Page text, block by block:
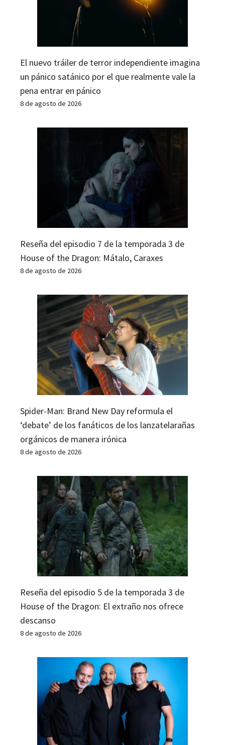
El nuevo tráiler de terror independiente imagina
un pánico satánico por el que realmente vale la
pena entrar en pánico
8 de agosto de 2026
Reseña del episodio 7 de la temporada 3 de
House of the Dragon: Mátalo, Caraxes
8 de agosto de 2026
Spider-Man: Brand New Day reformula el
‘debate’ de los fanáticos de los lanzatelarañas
orgánicos de manera irónica
8 de agosto de 2026
Reseña del episodio 5 de la temporada 3 de
House of the Dragon: El extraño nos ofrece
descanso
8 de agosto de 2026